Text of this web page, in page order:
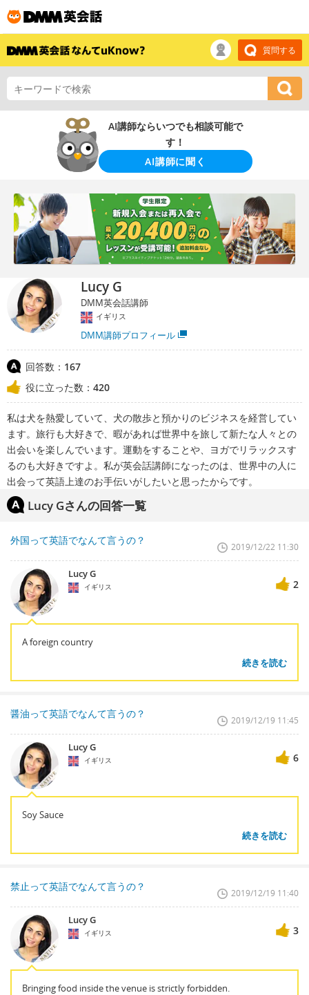
質問する
AI講師ならいつでも相談可能で
す！
AI講師に聞く
Lucy G
DMM英会話講師
イギリス
DMM講師プロフィール
回答数： 167
役に立った数： 420
私は犬を熱愛していて、犬の散歩と預かりのビジネスを経営してい
ます。旅行も大好きで、暇があれば世界中を旅して新たな人々との
出会いを楽しんでいます。運動をすることや、ヨガでリラックスす
るのも大好きですよ。私が英会話講師になったのは、世界中の人に
出会って英語上達のお手伝いがしたいと思ったからです。
Lucy Gさんの回答一覧
外国って英語でなんて言うの？
2019/12/22 11:30
Lucy G
イギリス 2
A foreign country
続きを読む
醤油って英語でなんて言うの？
2019/12/19 11:45
Lucy G
イギリス 6
Soy Sauce
続きを読む
禁止って英語でなんて言うの？
2019/12/19 11:40
Lucy G
イギリス 3
Bringing food inside the venue is strictly forbidden.